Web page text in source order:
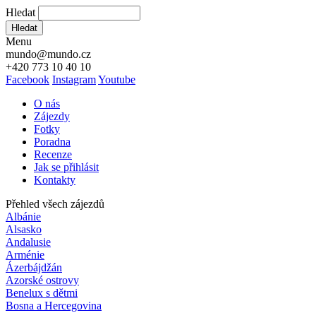
Hledat
Hledat
Menu
mundo@mundo.cz
+420 773 10 40 10
Facebook InstagramYoutube
O nás
Zájezdy
Fotky
Poradna
Recenze
Jak se přihlásit
Kontakty
Přehled všech zájezdů
Albánie
Alsasko
Andalusie
Arménie
Ázerbájdžán
Azorské ostrovy
Benelux s dětmi
Bosna a Hercegovina